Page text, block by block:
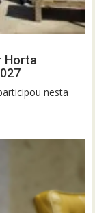
Horta
nesta